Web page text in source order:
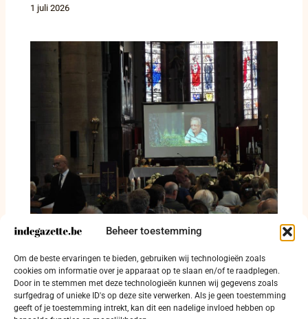
Beheer toestemming
Om de beste ervaringen te bieden, gebruiken wij technologieën zoals
cookies om informatie over je apparaat op te slaan en/of te raadplegen.
Door in te stemmen met deze technologieën kunnen wij gegevens zoals
surfgedrag of unieke ID's op deze site verwerken. Als je geen toestemming
geeft of je toestemming intrekt, kan dit een nadelige invloed hebben op
1 juli 2026
De meester, de vader en de collegiale
reporter: Koekelare nam afscheid van Roger
Willems
1 juli 2026